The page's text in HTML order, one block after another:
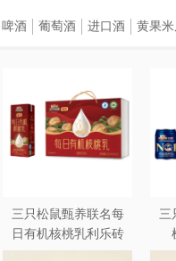
三只松鼠甄养联名每
日有机核桃乳利乐砖
250ml*12盒木盒装
三
啤酒 葡萄酒 进口酒 黄果